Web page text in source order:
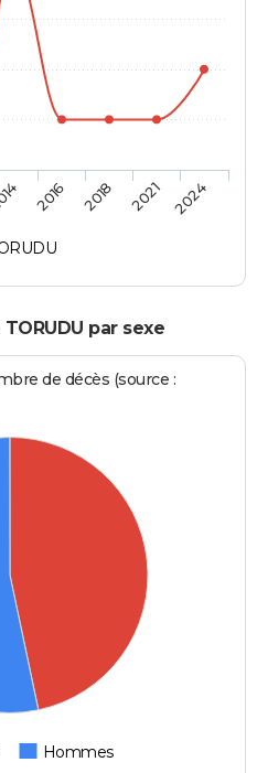
2016 2018 2021 2024
par sexe
de décès (source :
Hommes